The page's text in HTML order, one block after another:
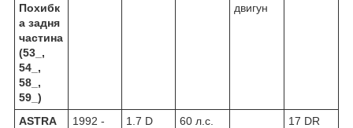
Похибк
а задня
частина
(53_,
54_,
58_,
59_)
двигун
ASTRA
1992 -
1.7 D 60 л.с. 17 DR